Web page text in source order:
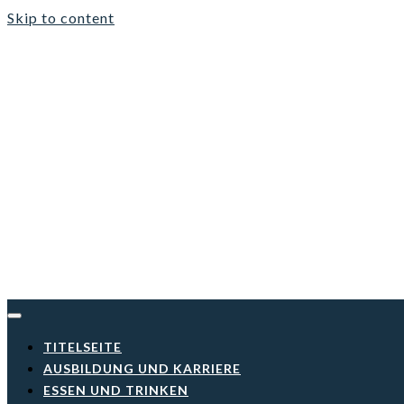
Skip to content
TITELSEITE
AUSBILDUNG UND KARRIERE
ESSEN UND TRINKEN